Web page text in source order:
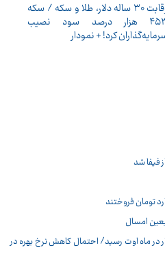
رقابت ۳۰ ساله دلار، طلا و سکه / سکه
۴۵۳ هزار درصد سود نصیب
کرد! + نمودار
فیفا شد
به سقف ۶۵.۳ هزار دلار در ماه اوت رسید/ احتمال کاهش نرخ بهره در